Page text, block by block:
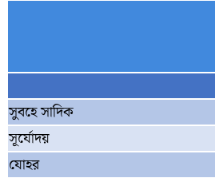
সুবহে সাদিক
সূর্যোদয়
যোহর